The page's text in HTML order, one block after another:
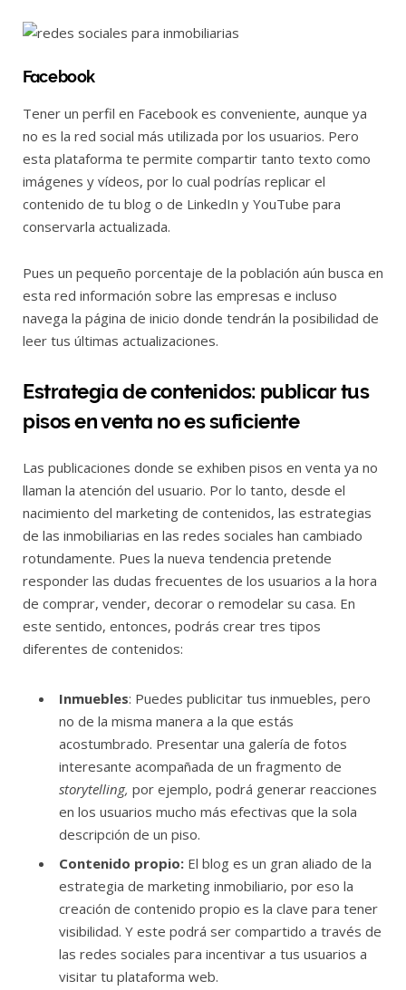
Facebook
Tener un perfil en Facebook es conveniente, aunque ya
no es la red social más utilizada por los usuarios. Pero
esta plataforma te permite compartir tanto texto como
imágenes y vídeos, por lo cual podrías replicar el
contenido de tu blog o de LinkedIn y YouTube para
conservarla actualizada.
Pues un pequeño porcentaje de la población aún busca en
esta red información sobre las empresas e incluso
navega la página de inicio donde tendrán la posibilidad de
leer tus últimas actualizaciones.
Estrategia de contenidos: publicar tus
pisos en venta no es suficiente
Las publicaciones donde se exhiben pisos en venta ya no
llaman la atención del usuario. Por lo tanto, desde el
nacimiento del marketing de contenidos, las estrategias
de las inmobiliarias en las redes sociales han cambiado
rotundamente. Pues la nueva tendencia pretende
responder las dudas frecuentes de los usuarios a la hora
de comprar, vender, decorar o remodelar su casa. En
este sentido, entonces, podrás crear tres tipos
diferentes de contenidos:
Inmuebles: Puedes publicitar tus inmuebles, pero
no de la misma manera a la que estás
acostumbrado. Presentar una galería de fotos
interesante acompañada de un fragmento de
storytelling, por ejemplo, podrá generar reacciones
en los usuarios mucho más efectivas que la sola
descripción de un piso.
Contenido propio: El blog es un gran aliado de la
estrategia de marketing inmobiliario, por eso la
creación de contenido propio es la clave para tener
visibilidad. Y este podrá ser compartido a través de
las redes sociales para incentivar a tus usuarios a
visitar tu plataforma web.